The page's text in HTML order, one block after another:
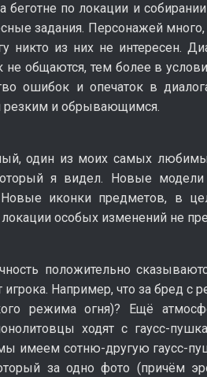
беготне по локации и
задания. Персонажей
никто из них не интересен.
общаются, тем более в
ошибок и опечаток в
резким и обрывающимся.
один из моих самых
я видел. Новые модели
Новые иконки предметов, в
локации особых изменений не
положительно
Например, что за бред с
режима огня)? Ещё
ходят с гаусс-
имеем сотню-другую гаусс-
за одно фото (причём